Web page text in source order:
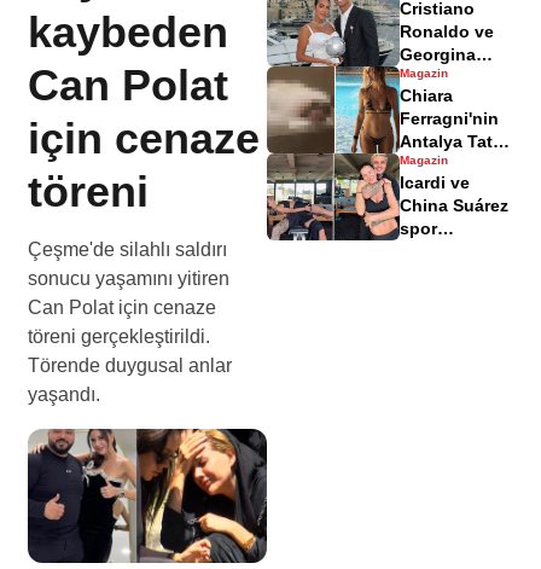
kaybeden
Can Polat
için cenaze
töreni
Çeşme'de silahlı saldırı
sonucu yaşamını yitiren
Can Polat için cenaze
töreni gerçekleştirildi.
Törende duygusal anlar
yaşandı.
paylaşmadı,
açıklamalarda
bulundu
Cristiano
Ronaldo ve
Georgina
Rodríguez
evlilik
iddiaları
gündemde
Magazin
Chiara
Ferragni'nin
Antalya Tatili
ve Türk
Hamamı
Deneyimi
Magazin
Icardi ve
China Suárez
spor